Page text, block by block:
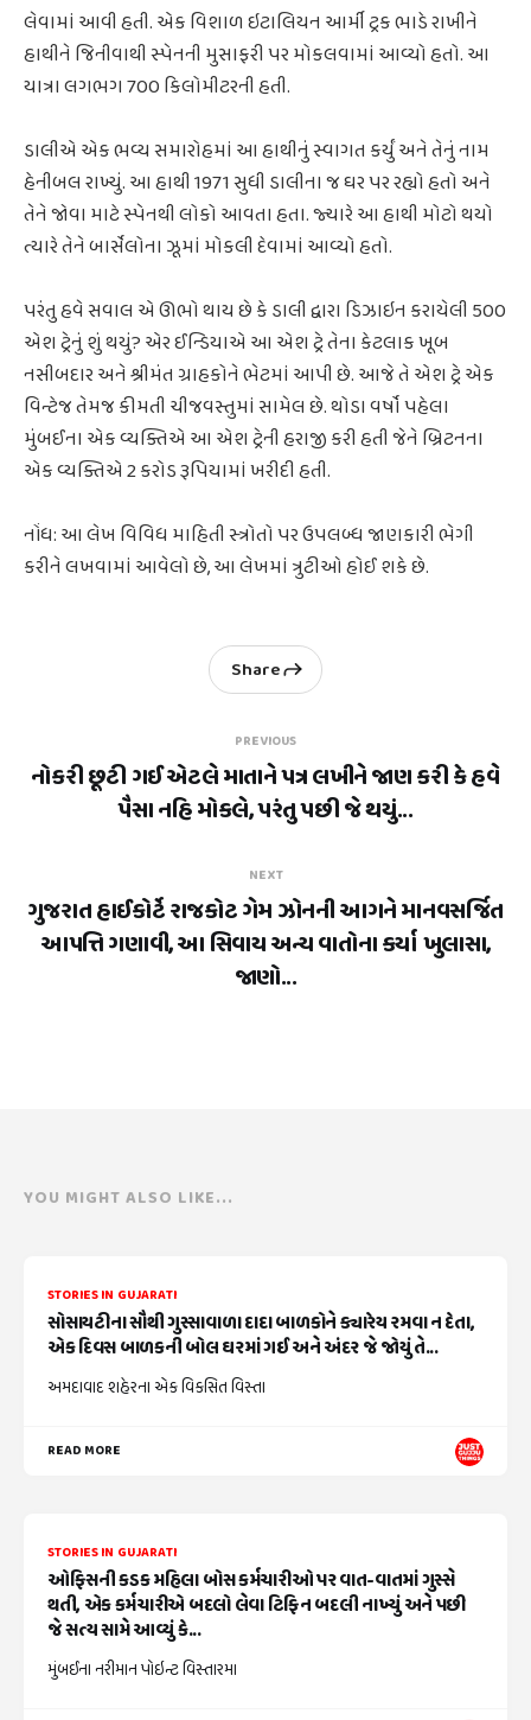
લેવામાં આવી હતી. એક વિશાળ ઇટાલિયન આર્મી ટ્રક ભાડે રાખીને
હાથીને જિનીવાથી સ્પેનની મુસાફરી પર મોકલવામાં આવ્યો હતો. આ
યાત્રા લગભગ 700 કિલોમીટરની હતી.
ડાલીએ એક ભવ્ય સમારોહમાં આ હાથીનું સ્વાગત કર્યું અને તેનું નામ
હેનીબલ રાખ્યું. આ હાથી 1971 સુધી ડાલીના જ ઘર પર રહ્યો હતો અને
તેને જોવા માટે સ્પેનથી લોકો આવતા હતા. જ્યારે આ હાથી મોટો થયો
ત્યારે તેને બાર્સેલોના ઝૂમાં મોકલી દેવામાં આવ્યો હતો.
પરંતુ હવે સવાલ એ ઊભો થાય છે કે ડાલી દ્વારા ડિઝાઇન કરાયેલી 500
એશ ટ્રેનું શું થયું? એર ઈન્ડિયાએ આ એશ ટ્રે તેના કેટલાક ખૂબ
નસીબદાર અને શ્રીમંત ગ્રાહકોને ભેટમાં આપી છે. આજે તે એશ ટ્રે એક
વિન્ટેજ તેમજ કીમતી ચીજવસ્તુમાં સામેલ છે. થોડા વર્ષો પહેલા
મુંબઈના એક વ્યક્તિએ આ એશ ટ્રેની હરાજી કરી હતી જેને બ્રિટનના
એક વ્યક્તિએ 2 કરોડ રૂપિયામાં ખરીદી હતી.
નોંધ: આ લેખ વિવિધ માહિતી સ્ત્રોતો પર ઉપલબ્ધ જાણકારી ભેગી
કરીને લખવામાં આવેલો છે, આ લેખમાં ત્રુટીઓ હોઈ શકે છે.
PREVIOUS
નોકરી છૂટી ગઈ એટલે માતાને પત્ર લખીને જાણ કરી કે હવે
પૈસા નહિ મોકલે, પરંતુ પછી જે થયું...
Share
NEXT
ગુજરાત હાઈકોર્ટે રાજકોટ ગેમ ઝોનની આગને માનવસર્જિત
આપત્તિ ગણાવી, આ સિવાય અન્ય વાતોના કર્યા ખુલાસા,
જાણો...
YOU MIGHT ALSO LIKE...
STORIES IN GUJARATI
સોસાયટીના સૌથી ગુસ્સાવાળા દાદા બાળકોને ક્યારેય રમવા ન દેતા,
એક દિવસ બાળકની બોલ ઘરમાં ગઈ અને અંદર જે જોયું તે...
અમદાવાદ શહેરના એક વિકસિત વિસ્તા
READ MORE
STORIES IN GUJARATI
ઓફિસની કડક મહિલા બોસ કર્મચારીઓ પર વાત-વાતમાં ગુસ્સે
થતી, એક કર્મચારીએ બદલો લેવા ટિફિન બદલી નાખ્યું અને પછી
જે સત્ય સામે આવ્યું કે...
મુંબઈના નરીમાન પોઇન્ટ વિસ્તારમા